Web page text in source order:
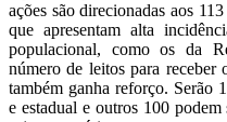
ações são direcionadas aos
que apresentam alta
populacional, como os da
número de leitos para receber
também ganha reforço. Serão
e estadual e outros 100